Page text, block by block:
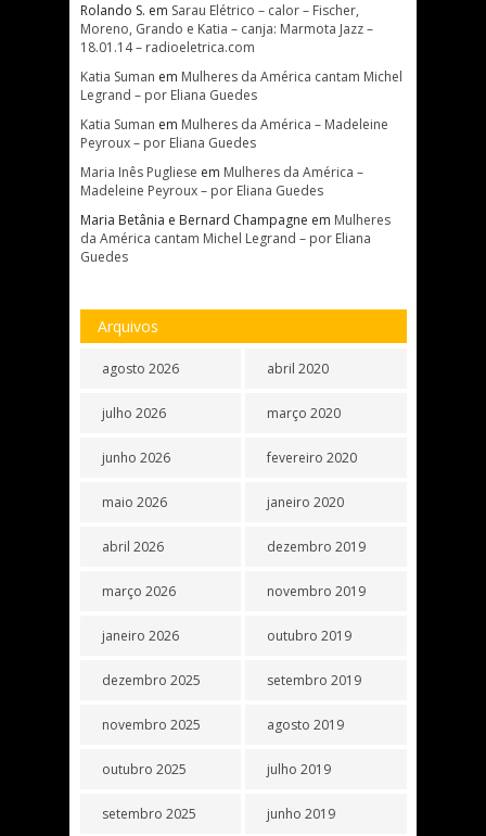
Rolando S. em Sarau Elétrico – calor – Fischer,
Moreno, Grando e Katia – canja: Marmota Jazz –
18.01.14 – radioeletrica.com
Katia Suman em Mulheres da América cantam Michel
Legrand – por Eliana Guedes
Katia Suman em Mulheres da América – Madeleine
Peyroux – por Eliana Guedes
Maria Inês Pugliese em Mulheres da América –
Madeleine Peyroux – por Eliana Guedes
Maria Betânia e Bernard Champagne em Mulheres
da América cantam Michel Legrand – por Eliana
Guedes
Arquivos
agosto 2026
julho 2026
junho 2026
maio 2026
abril 2026
março 2026
janeiro 2026
dezembro 2025
novembro 2025
outubro 2025
setembro 2025
abril 2020
março 2020
fevereiro 2020
janeiro 2020
dezembro 2019
novembro 2019
outubro 2019
setembro 2019
agosto 2019
julho 2019
junho 2019